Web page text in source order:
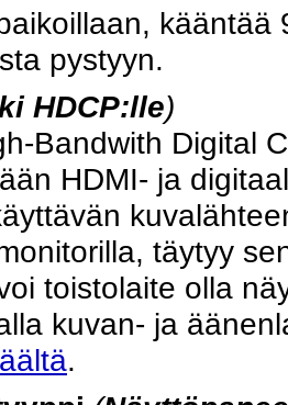
pystyyn.
HDCP:lle)
Bandwith Digital
HDMI- ja
täytyy
toistolaite olla
kuvan- ja
.